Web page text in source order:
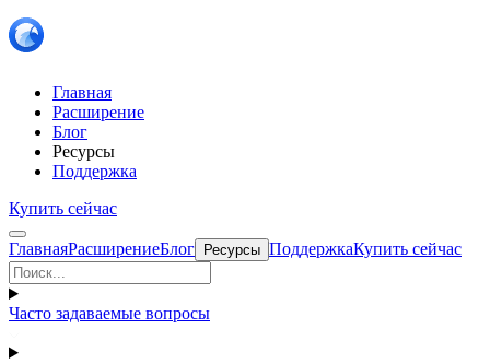
Главная
Расширение
Блог
Ресурсы
Поддержка
Купить сейчас
ГлавнаяРасширениеБлог Ресурсы ПоддержкаКупить сейчас
Часто задаваемые вопросы